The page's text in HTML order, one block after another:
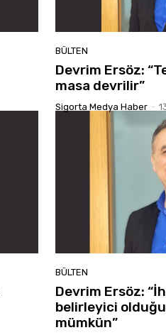
BÜLTEN
Devrim Ersöz:
masa devrilir”
Sigorta Medya Haber -
BÜLTEN
Devrim Ersöz:
belirleyici
mümkün”